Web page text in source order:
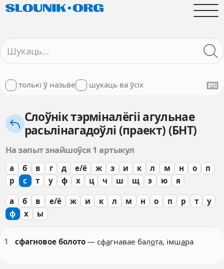
толькі ў назьве шукаць ва ўсіх
Слоўнік тэрміналёгіі агульнае
расьлінагадоўлі (праект) (БНТ)
На запыт знайшоўся 1 артыкул
а б в г д е/ё ж з и к л м н о
п
р
с т у ф х ц ч ш щ э ю я
а б в е/ё ж и к л м н о п р т
у
ф
х ы
1 сфагновое болото — сфагнавае балота, імшара